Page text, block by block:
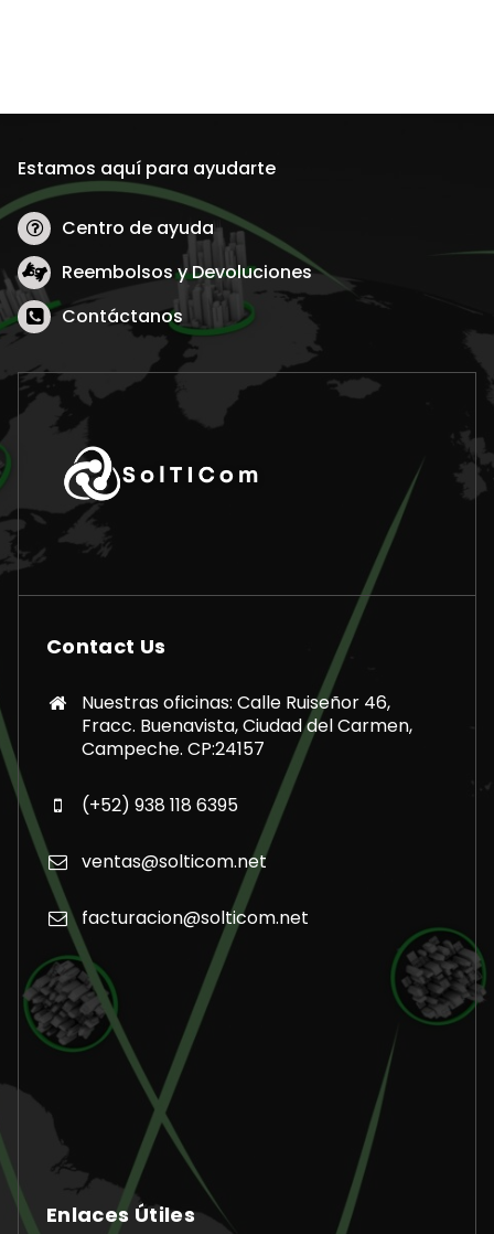
Estamos aquí para ayudarte
Centro de ayuda
Reembolsos y Devoluciones
Contáctanos
Contact Us
Nuestras oficinas: Calle Ruiseñor 46,
Fracc. Buenavista, Ciudad del Carmen,
Campeche. CP:24157
(+52) 938 118 6395
ventas@solticom.net
facturacion@solticom.net
Enlaces Útiles